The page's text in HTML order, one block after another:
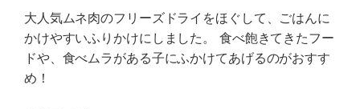
大人気ムネ肉のフリーズドライをほぐして、ごはんに
かけやすいふりかけにしました。 食べ飽きてきたフー
ドや、食べムラがある子にふかけてあげるのがおすす
め！